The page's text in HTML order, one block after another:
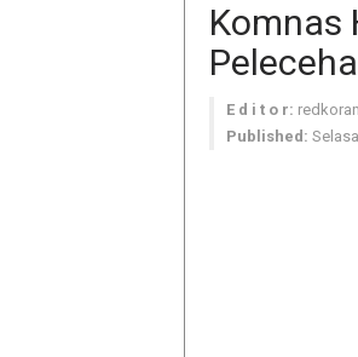
Komnas
E d i t o r:
Published: